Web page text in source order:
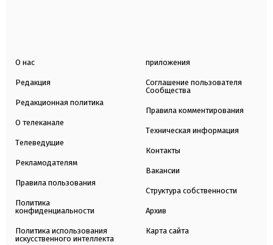
О нас
Редакция
Редакционная политика
О телеканале
Телеведущие
Рекламодателям
Правила пользования
Политика
конфиденциальности
Политика использования
искусственного интеллекта
приложения
Соглашение пользователя
Сообщества
Правила комментирования
Техническая информация
Контакты
Вакансии
Структура собственности
Архив
Карта сайта